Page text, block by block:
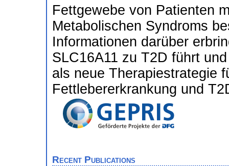
Fettgewebe von Patienten
Metabolischen Syndroms
Informationen darüber
SLC16A11 zu T2D führt
als neue Therapiestrategie
Fettlebererkrankung und
Recent Publications